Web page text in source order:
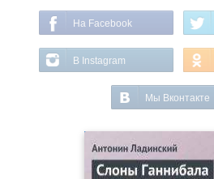
На Facebook
В Instagram
Мы Вконтакте